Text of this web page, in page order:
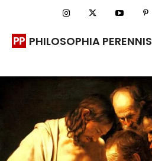
PHILOSOPHIA PERENNIS